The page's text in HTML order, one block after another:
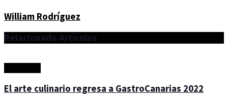
William Rodríguez
Relacionado Artículos
El arte culinario regresa a GastroCanarias 2022